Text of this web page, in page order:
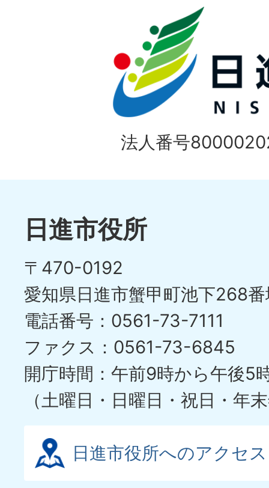
法人番号
日進市役所
〒470-0192
愛知県日進市蟹甲町池下268
電話番号：0561-73-7111
ファクス：0561-73-6845
開庁時間：午前9時から午後5
（土曜日・日曜日・祝日・年
日進市役所へのアクセス